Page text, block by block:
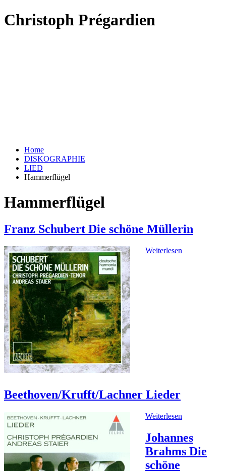
Christoph Prégardien
Home
DISKOGRAPHIE
LIED
Hammerflügel
Hammerflügel
Franz Schubert Die schöne Müllerin
Weiterlesen
Beethoven/Krufft/Lachner Lieder
Weiterlesen
Johannes
Brahms Die
schöne